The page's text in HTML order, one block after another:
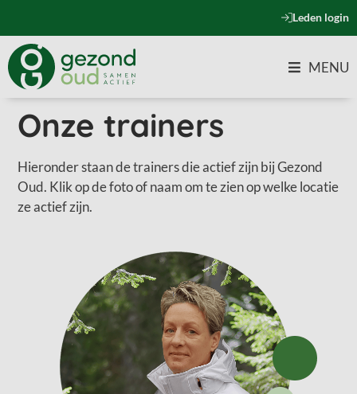
Leden login
MENU
Onze trainers
Hieronder staan de trainers die actief zijn bij Gezond
Oud. Klik op de foto of naam om te zien op welke locatie
ze actief zijn.